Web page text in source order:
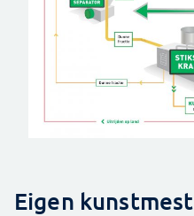
Eigen kunstmest